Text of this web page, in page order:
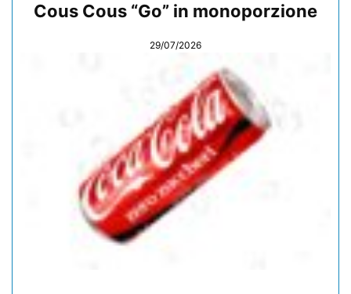
Cous Cous “Go” in monoporzione
29/07/2026